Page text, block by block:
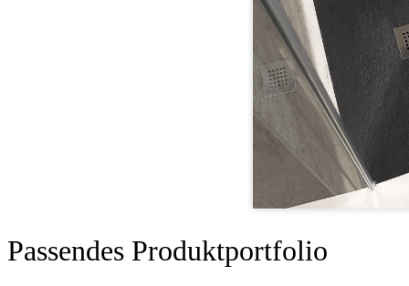
Passendes Produktportfolio